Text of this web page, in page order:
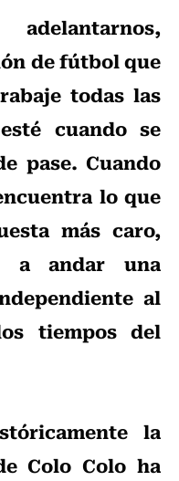
de fútbol que
todas las
cuando se
pase. Cuando
lo que
más caro,
a andar una
al
tiempos del
la
Colo Colo ha